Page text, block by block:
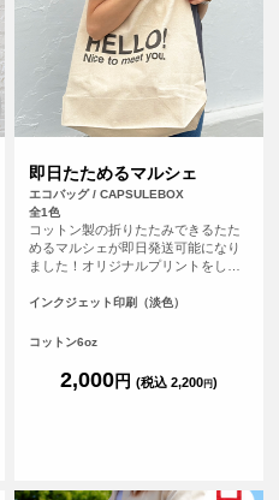
即日たためるマルシェ
エコバッグ / CAPSULEBOX
全1色
コットン製の折りたたみできるたた
めるマルシェが即日発送可能になり
ました！オリジナルプリントをした
文（決済完了）で、その日に発送す
ント、注文し忘れ、すぐに欲しい！
んフルカラープリントしたオリジナ
ルエコバッグが作れます。
インクジェット印刷（淡色）
コットン6oz
2,000円 (税込 2,200円)